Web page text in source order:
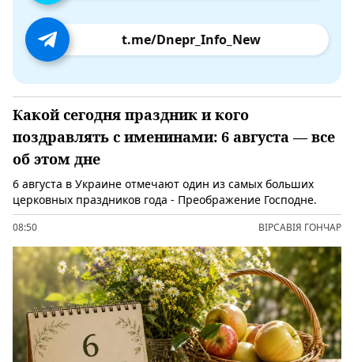
t.me/Dnepr_Info_New
Какой сегодня праздник и кого
поздравлять с именинами: 6 августа — все
об этом дне
6 августа в Украине отмечают один из самых больших
церковных праздников года - Преображение Господне.
08:50 ВІРСАВІЯ ГОНЧАР